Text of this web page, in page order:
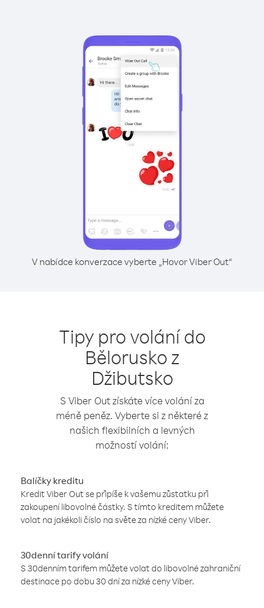
V nabídce konverzace vyberte „Hovor Viber Out“
Tipy pro volání do
Bělorusko z
Džibutsko
S Viber Out získáte více volání za
méně peněz. Vyberte si z některé z
našich flexibilních a levných
možností volání:
Balíčky kreditu
Kredit Viber Out se připíše k vašemu zůstatku při
zakoupení libovolné částky. S tímto kreditem můžete
volat na jakékoli číslo na světe za nízké ceny Viber.
30denní tarify volání
S 30denním tarifem můžete volat do libovolné zahraniční
destinace po dobu 30 dní za nízké ceny Viber.